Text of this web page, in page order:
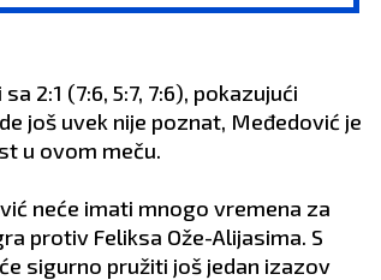
2:1 (7:6, 5:7, 7:6), pokazujući
još uvek nije poznat, Međedović je
u ovom meču.
neće imati mnogo vremena za
protiv Feliksa Ože-Alijasima. S
sigurno pružiti još jedan izazov
s
zanimljivom i atraktivnom
avanturu.
ZDRAVLJE:Nesanica.